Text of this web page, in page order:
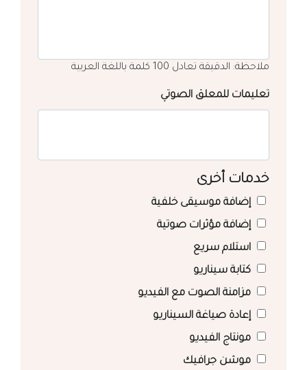
ملاحظة: الدقيقة تعادل 100 كلمة باللغة العربية
تعليمات للمعلق الصوتي
خدمات أخرى
إضافة موسيقى خلفية
إضافة مؤثرات صوتية
استلام سريع
كتابة سيناريو
مزامنة الصوت مع الفيديو
إعادة صياغة السيناريو
مونتاج الفيديو
موشن جرافيك